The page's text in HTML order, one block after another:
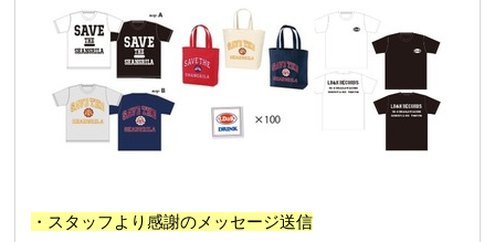
・スタッフより感謝のメッセージ送信